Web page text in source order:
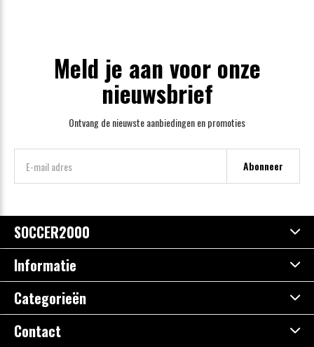
Meld je aan voor onze
nieuwsbrief
Ontvang de nieuwste aanbiedingen en promoties
Abonneer
SOCCER2000
Informatie
Categorieën
Contact